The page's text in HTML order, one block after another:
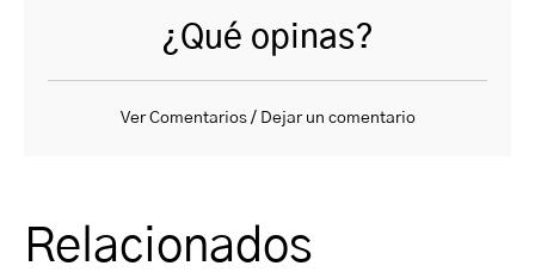
¿Qué opinas?
Ver Comentarios / Dejar un comentario
Relacionados